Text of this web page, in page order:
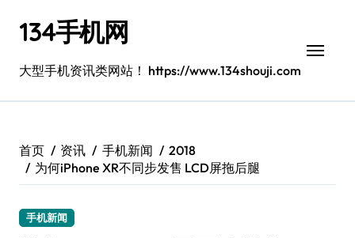
134手机网
大型手机资讯类网站！ https://www.134shouji.com
首页 资讯 手机新闻
2018
为何iPhone XR不同步发售 LCD屏拖后腿
手机新闻